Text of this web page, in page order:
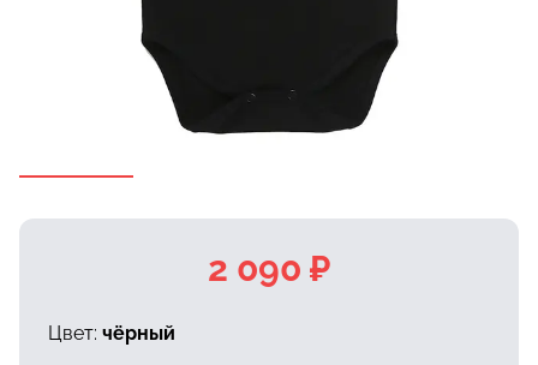
2 090 ₽
Цвет: чёрный